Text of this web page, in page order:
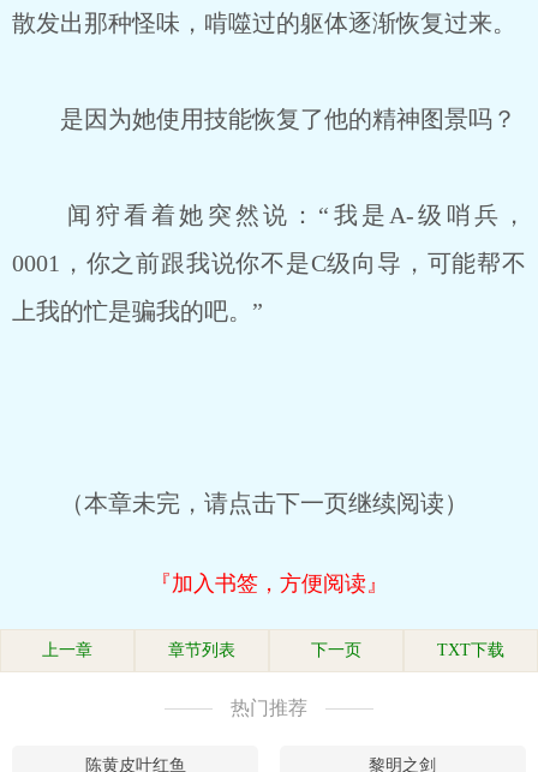
散发出那种怪味，啃噬过的躯体逐渐恢复过来。
是因为她使用技能恢复了他的精神图景吗？
闻狩看着她突然说：“我是A-级哨兵，
0001，你之前跟我说你不是C级向导，可能帮不
上我的忙是骗我的吧。”
（本章未完，请点击下一页继续阅读）
『加入书签，方便阅读』
上一章 章节列表 下一页 TXT下载
热门推荐
陈黄皮叶红鱼 黎明之剑